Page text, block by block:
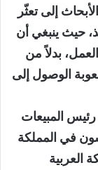
إلى تعثّر
حيث ينبغي أن
بدلاً من
الوصول إلى
المبيعات
في المملكة
العربية